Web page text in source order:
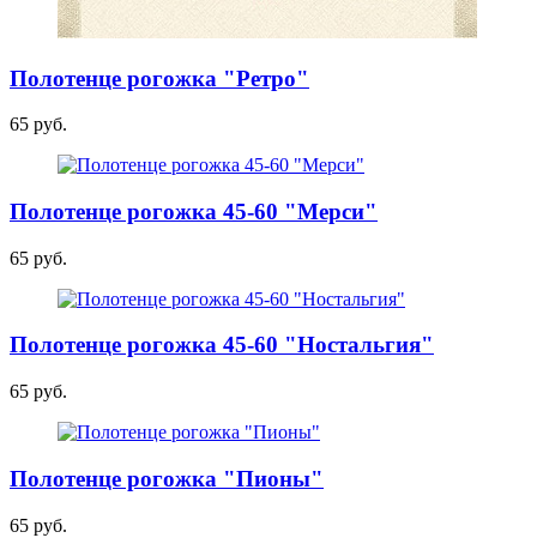
Полотенце рогожка "Ретро"
65 руб.
Полотенце рогожка 45-60 "Мерси"
65 руб.
Полотенце рогожка 45-60 "Ностальгия"
65 руб.
Полотенце рогожка "Пионы"
65 руб.